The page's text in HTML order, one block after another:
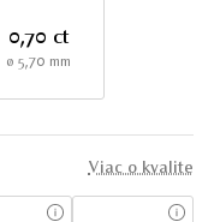
0,70 ct
ø 5,70 mm
Viac o kvalite